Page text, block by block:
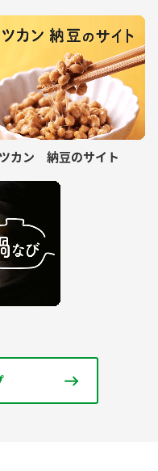
カン 納豆のサイト